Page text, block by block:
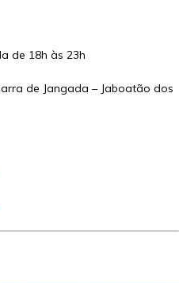
de 18h às 23h
de Jangada – Jaboatão dos